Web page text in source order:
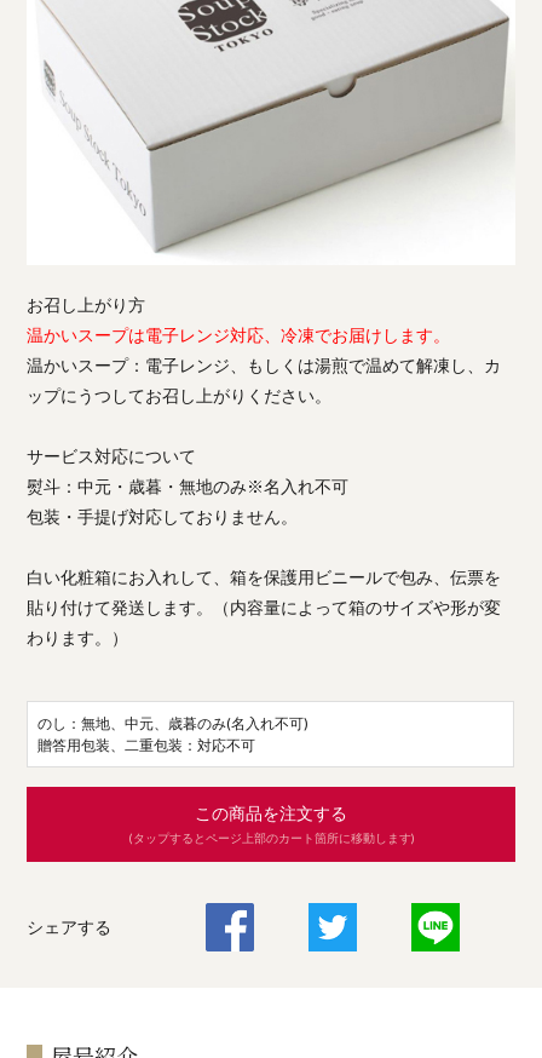
お召し上がり方
温かいスープは電子レンジ対応、冷凍でお届けします。
温かいスープ：電子レンジ、もしくは湯煎で温めて解凍し、カ
ップにうつしてお召し上がりください。
サービス対応について
熨斗：中元・歳暮・無地のみ※名入れ不可
包装・手提げ対応しておりません。
白い化粧箱にお入れして、箱を保護用ビニールで包み、伝票を
貼り付けて発送します。（内容量によって箱のサイズや形が変
わります。）
のし：無地、中元、歳暮のみ(名入れ不可)
贈答用包装、二重包装：対応不可
この商品を注文する
(タップするとページ上部のカート箇所に移動します)
シェアする